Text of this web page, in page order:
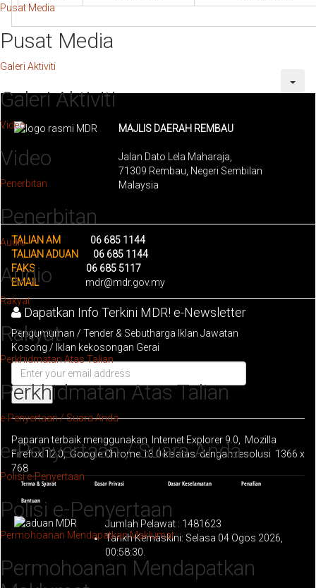
Pusat Media
Pusat Media
Galeri Aktiviti
Galeri Aktiviti
Video
Video
Penerbitan
Penerbitan
Audio
Audio
Rakyat
Rakyat
Perkhidmatan Atas Talian
Perkhidmatan Atas Talian
e-Penyertaan / Suara Anda
e-Penyertaan / Suara Anda
Polisi e-Penyertaan
Polisi e-Penyertaan
Permohoanan Mendapatkan Maklumat
Permohoanan Mendapatkan
MAJLIS DAERAH REMBAU
Jalan Dato Lela Maharaja,
71309 Rembau, Negeri Sembilan
Malaysia
TALIAN AM
06 685 1144
TALIAN ADUAN
06 685 1144
FAKS 06 685 5117
EMAIL
mdr@mdr.gov.my
Dapatkan Info Terkini MDR! e-Newsletter
Pengumuman / Tender & Sebutharga Iklan Jawatan
Kosong / Iklan kekosongan Gerai
Hantar
Paparan terbaik menggunakan Internet Explorer 9.0, Mozilla
Firefox 12.0, Google Chrome 13.0 ke atas dengan resolusi 1366 x
768
Terma & Syarat Dasar Privasi Dasar Keselamatan Penafian
Bantuan
Jumlah Pelawat : 1481623
Tarikh Kemaskini: Selasa 04 Ogos 2026,
00:58:30.